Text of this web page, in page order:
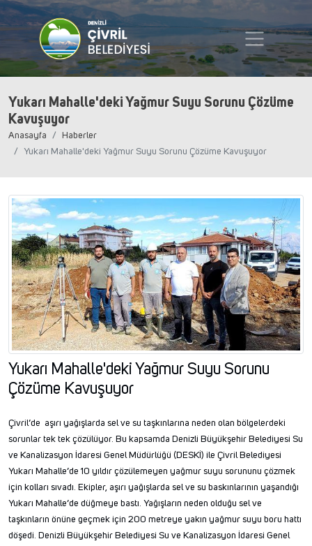
Yukarı Mahalle'deki Yağmur Suyu Sorunu Çözüme
Kavuşuyor
Anasayfa
Haberler
Yukarı Mahalle'deki Yağmur Suyu Sorunu Çözüme Kavuşuyor
Yukarı Mahalle'deki Yağmur Suyu Sorunu
Çözüme Kavuşuyor
Çivril’de aşırı yağışlarda sel ve su taşkınlarına neden olan bölgelerdeki
sorunlar tek tek çözülüyor. Bu kapsamda Denizli Büyükşehir Belediyesi Su
ve Kanalizasyon İdaresi Genel Müdürlüğü (DESKİ) ile Çivril Belediyesi
Yukarı Mahalle’de 10 yıldır çözülemeyen yağmur suyu sorununu çözmek
için kolları sıvadı. Ekipler, aşırı yağışlarda sel ve su baskınlarının yaşandığı
Yukarı Mahalle’de düğmeye bastı. Yağışların neden olduğu sel ve
taşkınların önüne geçmek için 200 metreye yakın yağmur suyu boru hattı
döşedi. Denizli Büyükşehir Belediyesi Su ve Kanalizasyon İdaresi Genel